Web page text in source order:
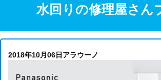
水回りの修理屋さん
2018年10月06日 アラウーノ